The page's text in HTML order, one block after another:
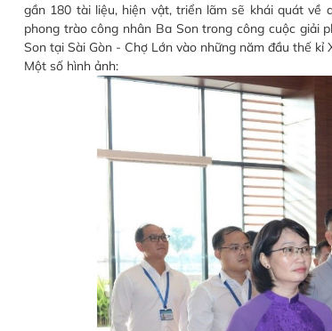
gần 180 tài liệu, hiện vật, triển lãm sẽ khái quát về
phong trào công nhân Ba Son trong công cuộc giải
Son tại Sài Gòn - Chợ Lớn vào những năm đầu thế
Một số hình ảnh: